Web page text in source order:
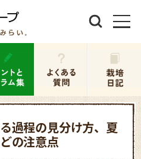
過程の見分け方、夏
の注意点